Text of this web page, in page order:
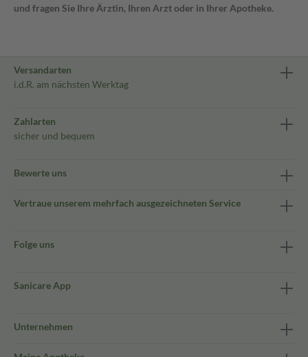
und fragen Sie Ihre Ärztin, Ihren Arzt oder in Ihrer Apotheke.
Versandarten
i.d.R. am nächsten Werktag
Zahlarten
sicher und bequem
Bewerte uns
Vertraue unserem mehrfach ausgezeichneten Service
Folge uns
Sanicare App
Unternehmen